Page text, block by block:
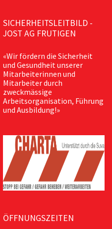
SICHERHEITSLEITBILD -
JOST AG FRUTIGEN
«Wir fördern die Sicherheit
und Gesundheit unserer
Mitarbeiterinnen und
Mitarbeiter durch
zweckmässige
Arbeitsorganisation, Führung
und Ausbildung!»
ÖFFNUNGSZEITEN